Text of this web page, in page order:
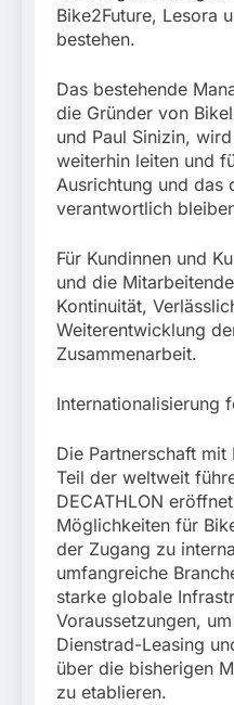
Bike2Future, Lesora
bestehen.
Das bestehende
die Gründer von
und Paul Sinizin,
weiterhin leiten und
Ausrichtung und das
verantwortlich
Für Kundinnen und
und die
Kontinuität,
Weiterentwicklung
Zusammenarbeit.
Internationalisierung
Die Partnerschaft mit
Teil der weltweit
DECATHLON
Möglichkeiten für
der Zugang zu
umfangreiche
starke globale
Voraussetzungen,
Dienstrad-Leasing
über die bisherigen
zu etablieren.